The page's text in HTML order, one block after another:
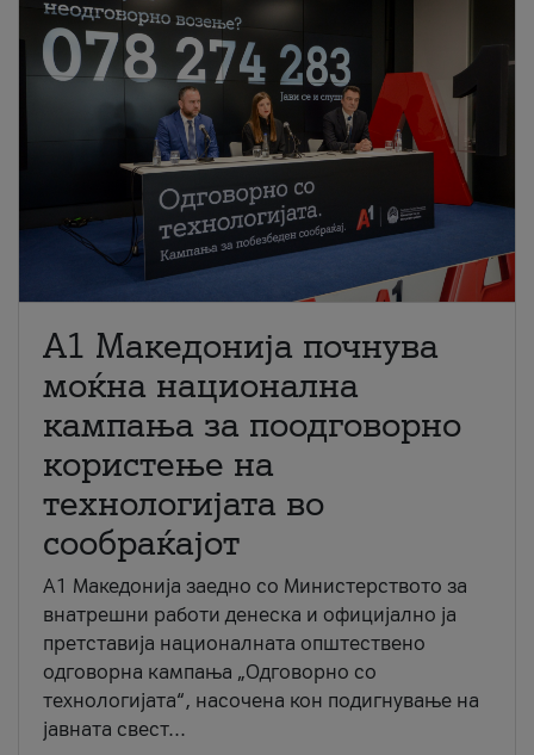
A1 Македонија почнува
моќна национална
кампања за поодговорно
користење на
технологијата во
сообраќајот
A1 Македонија заедно со Министерството за
внатрешни работи денеска и официјално ја
претставија националната општествено
одговорна кампања „Одговорно со
технологијата“, насочена кон подигнување на
јавната свест...